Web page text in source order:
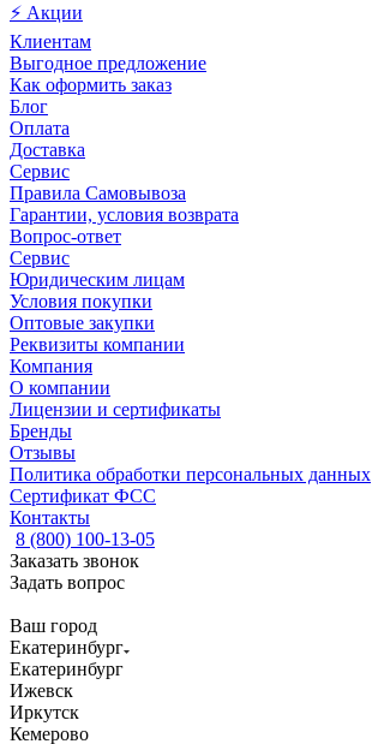
⚡ Акции
Клиентам
Выгодное предложение
Как оформить заказ
Блог
Оплата
Доставка
Сервис
Правила Самовывоза
Гарантии, условия возврата
Вопрос-ответ
Сервис
Юридическим лицам
Условия покупки
Оптовые закупки
Реквизиты компании
Компания
О компании
Лицензии и сертификаты
Бренды
Отзывы
Политика обработки персональных данных
Сертификат ФСС
Контакты
8 (800) 100-13-05
Заказать звонок
Задать вопрос
Ваш город
Екатеринбург
Екатеринбург
Ижевск
Иркутск
Кемерово